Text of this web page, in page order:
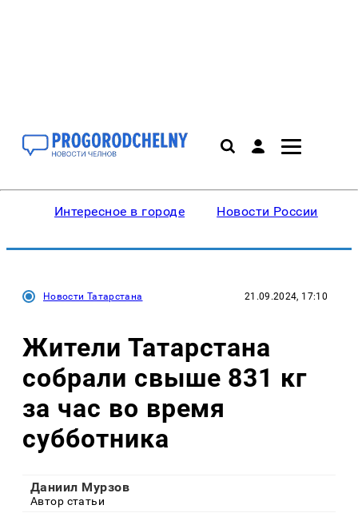
Интересное в городе Новости России
Новости Татарстана 21.09.2024, 17:10
Жители Татарстана
собрали свыше 831 кг
за час во время
субботника
Даниил Мурзов
Автор статьи